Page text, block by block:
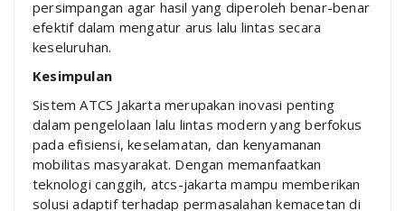
persimpangan agar hasil yang diperoleh benar-benar
efektif dalam mengatur arus lalu lintas secara
keseluruhan.
Kesimpulan
Sistem ATCS Jakarta merupakan inovasi penting
dalam pengelolaan lalu lintas modern yang berfokus
pada efisiensi, keselamatan, dan kenyamanan
mobilitas masyarakat. Dengan memanfaatkan
teknologi canggih, atcs-jakarta mampu memberikan
solusi adaptif terhadap permasalahan kemacetan di